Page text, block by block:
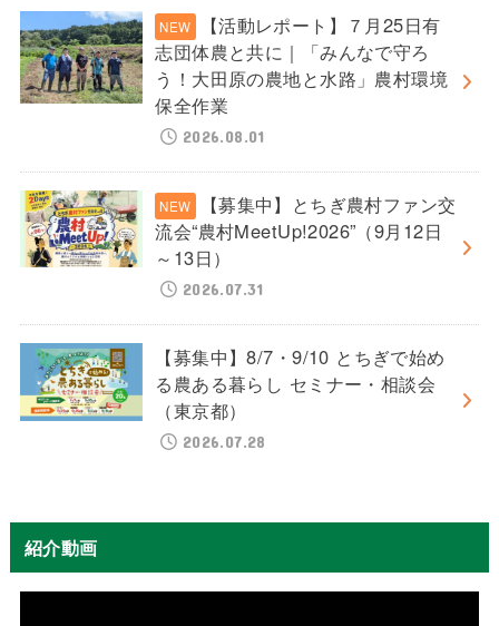
【活動レポート】７月25日有
志団体農と共に｜「みんなで守ろ
う！大田原の農地と水路」農村環境
保全作業
2026.08.01
【募集中】とちぎ農村ファン交
流会“農村MeetUp!2026”（9月12日
～13日）
2026.07.31
【募集中】8/7・9/10 とちぎで始め
る農ある暮らし セミナー・相談会
（東京都）
2026.07.28
紹介動画